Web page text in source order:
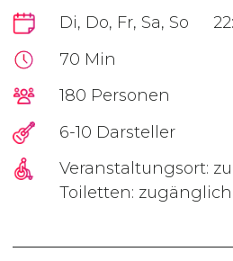
Di, Do, Fr, Sa, So
70 Min
180 Personen
6-10 Darsteller
Veranstaltungsort:
Toiletten: zugänglich